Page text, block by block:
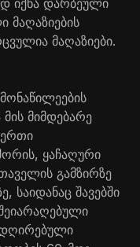
იქნა დარბეული
მაღაზიების
მაღაზიები.
მიმდებარე
ყაჩაღური
გამზირზე
საიდანაც შავებში